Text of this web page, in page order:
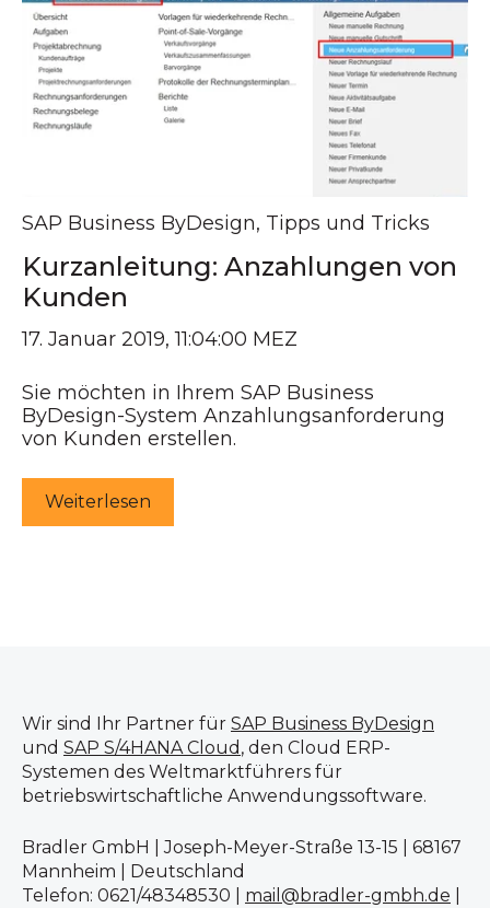
SAP Business ByDesign, Tipps und Tricks
Kurzanleitung: Anzahlungen von
Kunden
17. Januar 2019, 11:04:00 MEZ
Sie möchten in Ihrem SAP Business
ByDesign-System Anzahlungsanforderung
von Kunden erstellen.
Weiterlesen
Wir sind Ihr Partner für SAP Business ByDesign
und SAP S/4HANA Cloud , den Cloud ERP-
Systemen des Weltmarktführers für
betriebswirtschaftliche Anwendungssoftware.
Bradler GmbH | Joseph-Meyer-Straße 13-15 | 68167
Mannheim | Deutschland
Telefon: 0621/48348530 | mail@bradler-gmbh.de